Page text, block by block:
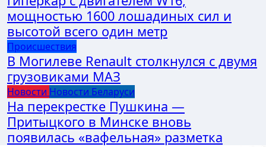
мощностью 1600 лошадиных сил и
высотой всего один метр
Происшествия
В Могилеве Renault столкнулся с двумя
грузовиками МАЗ
Новости Новости Беларуси
На перекрестке Пушкина —
Притыцкого в Минске вновь
появилась «вафельная» разметка